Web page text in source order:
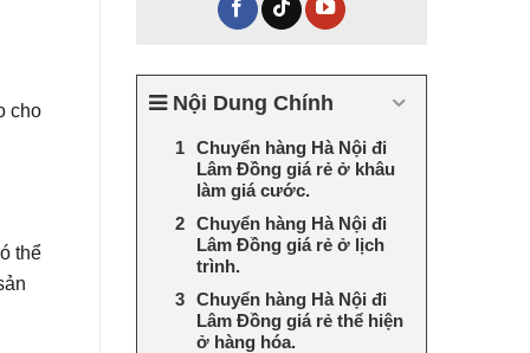
cho
thể
Nội Dung Chính
Chuyển hàng Hà Nội đi
Lâm Đồng giá rẻ ở khâu
làm giá cước.
Chuyển hàng Hà Nội đi
Lâm Đồng giá rẻ ở lịch
trình.
Chuyển hàng Hà Nội đi
Lâm Đồng giá rẻ thể hiện
ở hàng hóa.